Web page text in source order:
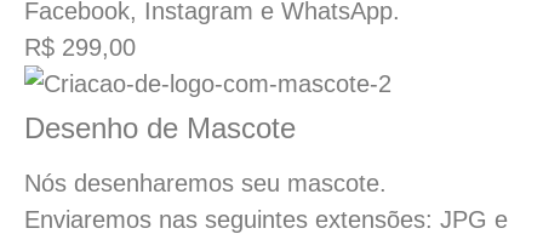
Facebook, Instagram e WhatsApp.
R$ 299,00
Desenho de Mascote
Nós desenharemos seu mascote.
Enviaremos nas seguintes extensões: JPG e